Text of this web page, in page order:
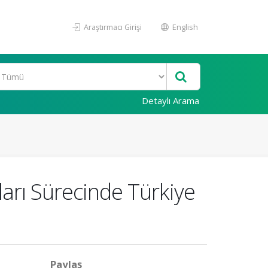
Araştırmacı Girişi English
Detaylı Arama
Sürecinde Türkiye
Paylaş